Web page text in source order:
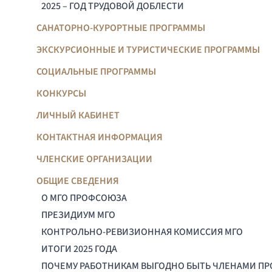
2025 – ГОД ТРУДОВОЙ ДОБЛЕСТИ
САНАТОРНО-КУРОРТНЫЕ ПРОГРАММЫ
ЭКСКУРСИОННЫЕ И ТУРИСТИЧЕСКИЕ ПРОГРАММЫ
СОЦИАЛЬНЫЕ ПРОГРАММЫ
КОНКУРСЫ
ЛИЧНЫЙ КАБИНЕТ
КОНТАКТНАЯ ИНФОРМАЦИЯ
ЧЛЕНСКИЕ ОРГАНИЗАЦИИ
ОБЩИЕ СВЕДЕНИЯ
О МГО ПРОФСОЮЗА
ПРЕЗИДИУМ МГО
КОНТРОЛЬНО-РЕВИЗИОННАЯ КОМИССИЯ МГО
ИТОГИ 2025 ГОДА
ПОЧЕМУ РАБОТНИКАМ ВЫГОДНО БЫТЬ ЧЛЕНАМИ